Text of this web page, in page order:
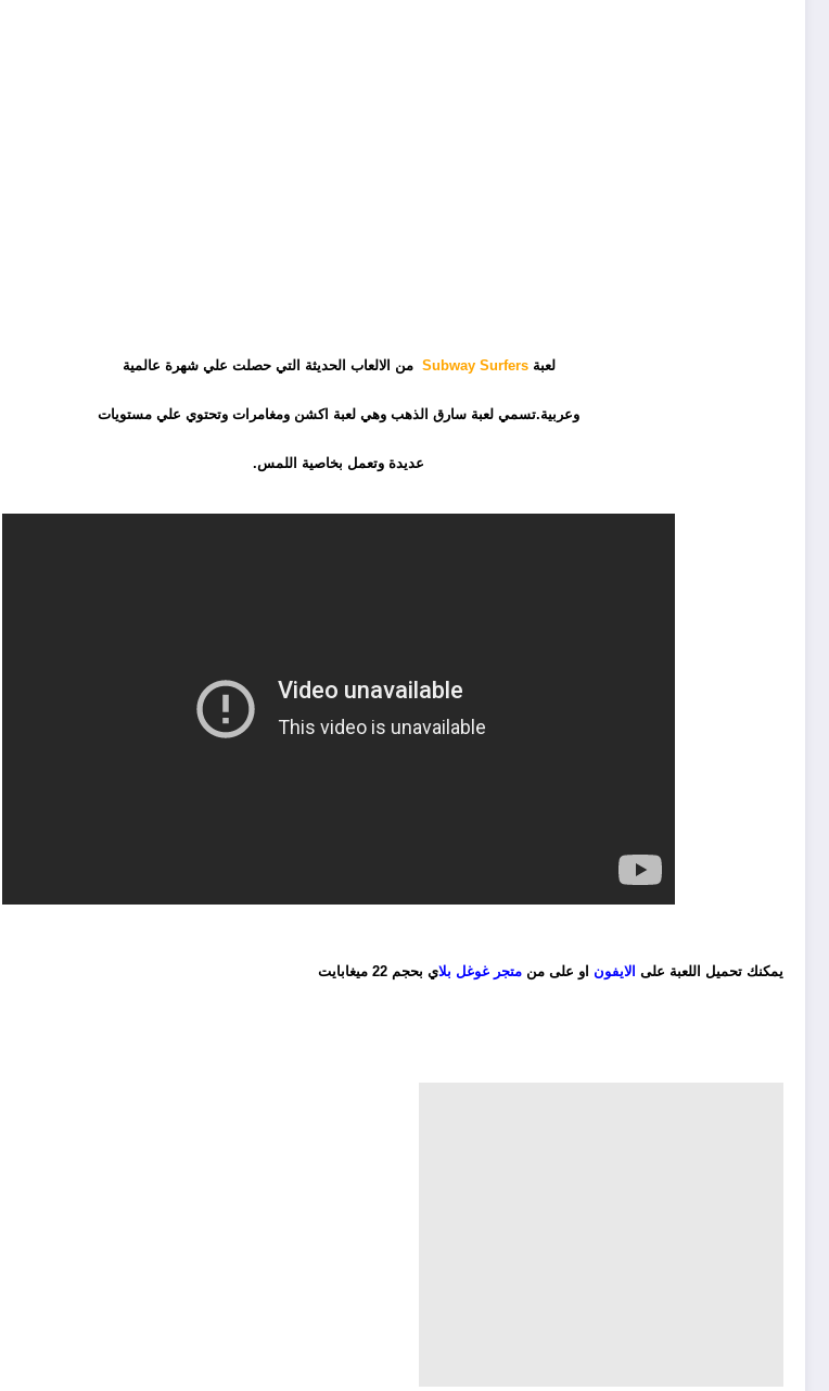
لعبةSubway Surfers من الالعاب الحديثة التي حصلت علي شهرة عالمية
وعربية.تسمي لعبة سارق الذهب وهي لعبة اكشن ومغامرات وتحتوي علي مستويات
عديدة وتعمل بخاصية اللمس.
يمكنك تحميل اللعبة على الايفون او على من متجر غوغل بلاي بحجم 22 ميغابايت